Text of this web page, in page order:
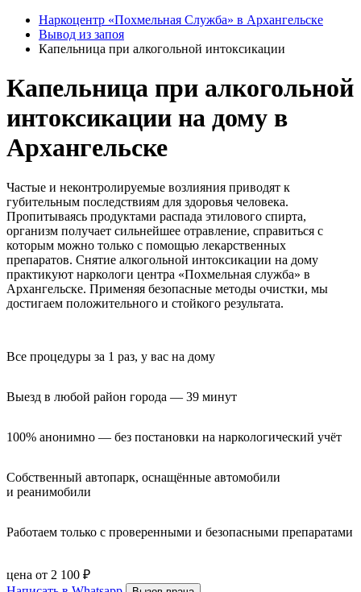
Наркоцентр «Похмельная Служба» в Архангельске
Вывод из запоя
Капельница при алкогольной интоксикации
Капельница при алкогольной
интоксикации на дому в
Архангельске
Частые и неконтролируемые возлияния приводят к
губительным последствиям для здоровья человека.
Пропитываясь продуктами распада этилового спирта,
организм получает сильнейшее отравление, справиться с
которым можно только с помощью лекарственных
препаратов. Снятие алкогольной интоксикации на дому
практикуют наркологи центра «Похмельная служба» в
Архангельске. Применяя безопасные методы очистки, мы
достигаем положительного и стойкого результата.
Все процедуры за 1 раз, у вас на дому
Выезд в любой район города — 39 минут
100% анонимно — без постановки на наркологический учёт
Собственный автопарк, оснащённые автомобили
и реанимобили
Работаем только с проверенными и безопасными препаратами
цена от 2 100 ₽